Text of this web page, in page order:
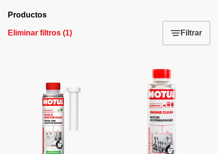
Productos
Eliminar filtros (1) Filtrar